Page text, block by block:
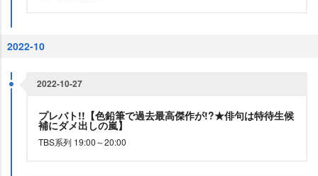
2022-10
2022-10-27
プレバト!!【色鉛筆で過去最高傑作が!?★俳句は特待生候
補にダメ出しの嵐】
TBS系列 19:00～20:00